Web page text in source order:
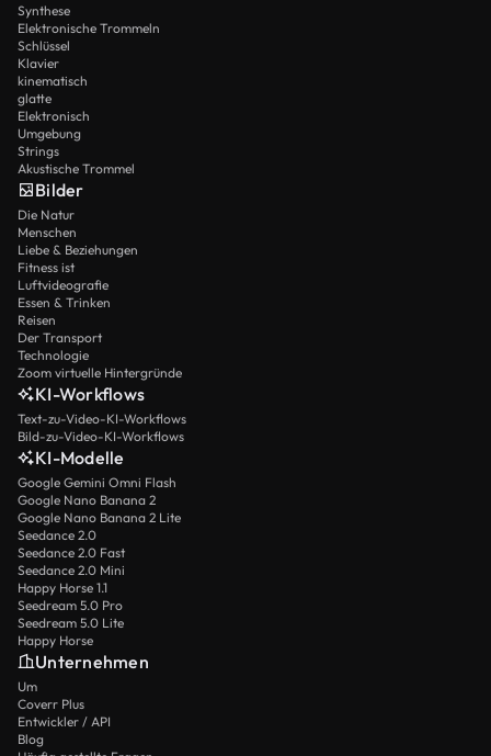
Synthese
Elektronische Trommeln
Schlüssel
Klavier
kinematisch
glatte
Elektronisch
Umgebung
Strings
Akustische Trommel
Bilder
Die Natur
Menschen
Liebe & Beziehungen
Fitness ist
Luftvideografie
Essen & Trinken
Reisen
Der Transport
Technologie
Zoom virtuelle Hintergründe
KI-Workflows
Text-zu-Video-KI-Workflows
Bild-zu-Video-KI-Workflows
KI-Modelle
Google Gemini Omni Flash
Google Nano Banana 2
Google Nano Banana 2 Lite
Seedance 2.0
Seedance 2.0 Fast
Seedance 2.0 Mini
Happy Horse 1.1
Seedream 5.0 Pro
Seedream 5.0 Lite
Happy Horse
Unternehmen
Um
Coverr Plus
Entwickler / API
Blog